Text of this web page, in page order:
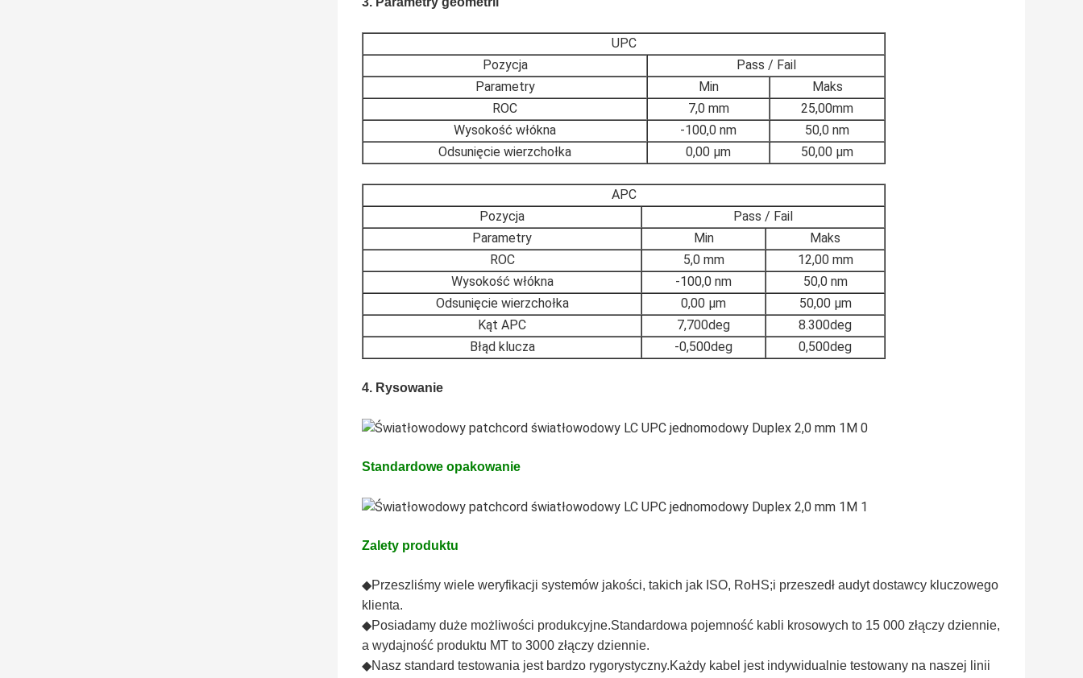
UPC
Pozycja
Pass / Fail
Parametry
Min
Maks
ROC
7,0 mm
25,00mm
Wysokość włókna
-100,0 nm
50,0 nm
Odsunięcie wierzchołka
0,00 μm 50,00 μm
APC
Pozycja
Pass / Fail
Parametry
Min
Maks
ROC
5,0 mm
12,00 mm
Wysokość włókna
-100,0 nm
50,0 nm
Odsunięcie wierzchołka
0,00 μm
50,00 μm
Kąt APC
7,700deg
8.300deg
Błąd klucza
-0,500deg 0,500deg
4. Rysowanie
Standardowe opakowanie
Zalety produktu
◆Przeszliśmy wiele weryfikacji systemów jakości, takich jak ISO, RoHS;i przeszedł audyt dostawcy kluczowego
klienta.
◆Posiadamy duże możliwości produkcyjne.Standardowa pojemność kabli krosowych to 15 000 złączy dziennie,
a wydajność produktu MT to 3000 złączy dziennie.
◆Nasz standard testowania jest bardzo rygorystyczny.Każdy kabel jest indywidualnie testowany na naszej linii